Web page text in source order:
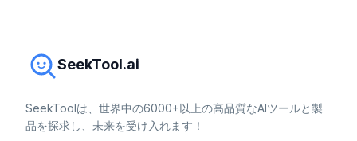
SeekTool.ai
SeekToolは、世界中の6000+以上の高品質なAIツールと製
品を探求し、未来を受け入れます！